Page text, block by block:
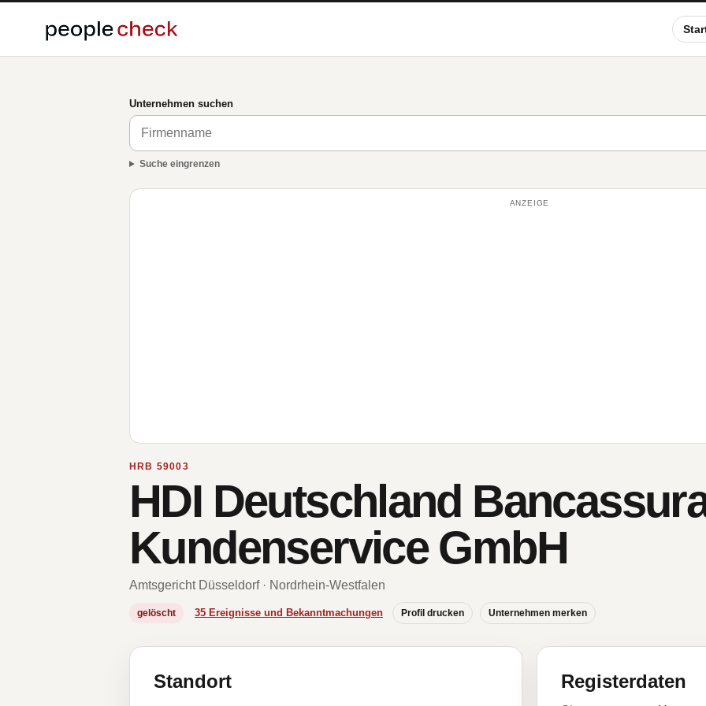
Unternehmen suchen
Suche eingrenzen
ANZEIGE
HRB 59003
HDI Deutschland
Kundenservice GmbH
Amtsgericht Düsseldorf · Nordrhein-Westfalen
gelöscht 35 Ereignisse und Bekanntmachungen Profil drucken Unternehmen merken
Standort Registerdaten